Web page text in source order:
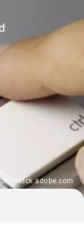
- stock.adobe.com